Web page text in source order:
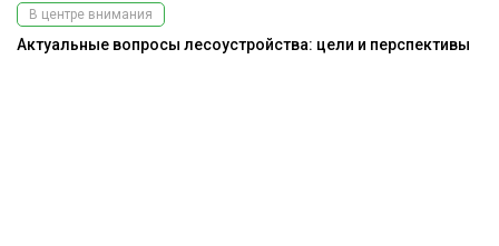
В центре внимания
Актуальные вопросы лесоустройства: цели и перспективы